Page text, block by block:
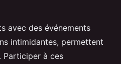
avec des événements
intimidantes, permettent
Participer à ces